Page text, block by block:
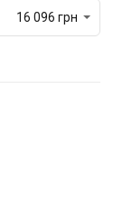
16 096 грн